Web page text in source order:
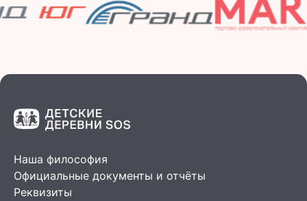
Наша философия
Официальные документы и отчёты
Реквизиты